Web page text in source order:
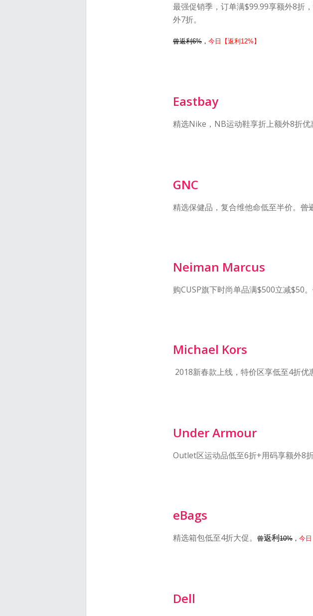
最强促销季，订单满$99.99享额外8折
外7折。
曾返利6% ， 今日【返利12%】
Eastbay
精选Nike，NB运动鞋享折上额外8折优
GNC
精选保健品，复合维他命低至半价。 曾
Neiman Marcus
购CUSP旗下时尚单品满$500立减$50。
Michael Kors
2018新春款上线，特价区享低至4折优
Under Armour
Outlet区运动品低至6折+用码享额外8折
eBags
精选箱包低至4折大促。 曾返利10% ， 今日
Dell